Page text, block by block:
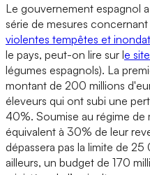
Le gouvernement espagnol
série de mesures concernant
violentes tempêtes et
le pays, peut-on lire sur le
légumes espagnols). La
montant de 200 millions
éleveurs qui ont subi une
40%. Soumise au régime de
équivalent à 30% de leur
dépassera pas la limite de
ailleurs, un budget de 170